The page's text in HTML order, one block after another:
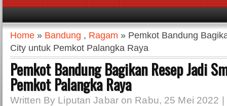
Headlines News :
Home » Bandung , Ragam » Pemkot Bandung
City untuk Pemkot Palangka Raya
Pemkot Bandung Bagikan Resep Jadi
Pemkot Palangka Raya
Written By Liputan Jabar on Rabu, 25 Mei 2022